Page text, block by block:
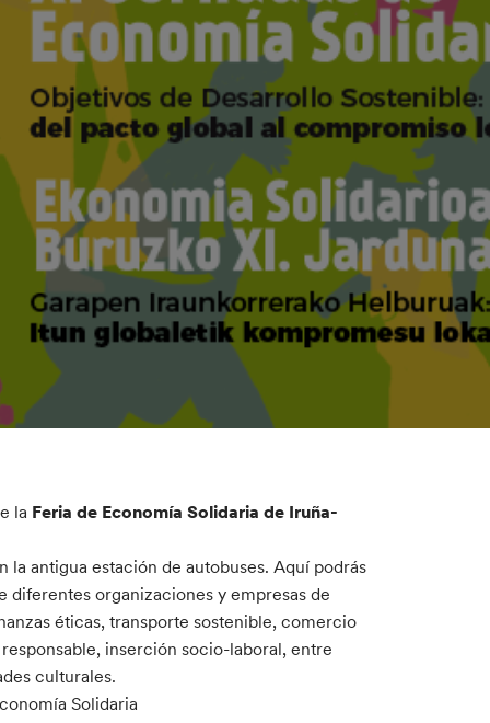
la Feria de Economía Solidaria de Iruña-
la antigua estación de autobuses. Aquí podrás
organizaciones y empresas de
éticas, transporte sostenible, comercio
inserción socio-laboral, entre
culturales.
Solidaria